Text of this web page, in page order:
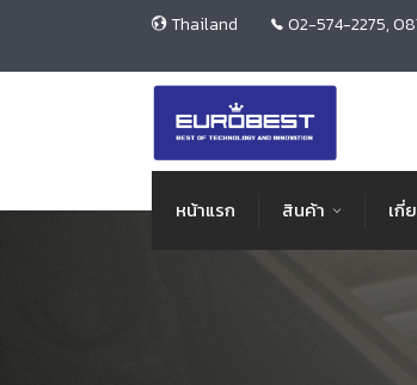
Thailand 02-574-2275,
หน้าแรก สินค้า เกี่